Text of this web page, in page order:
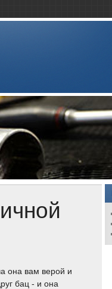
она вам верой и
бац - и она